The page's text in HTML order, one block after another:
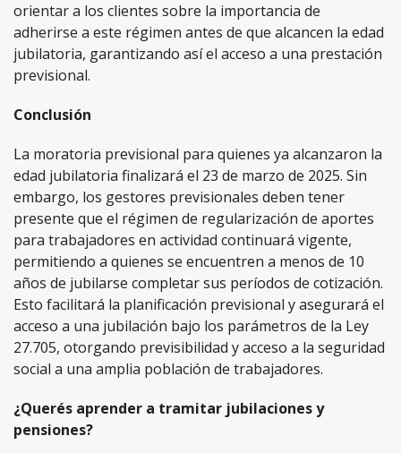
orientar a los clientes sobre la importancia de
adherirse a este régimen antes de que alcancen la edad
jubilatoria, garantizando así el acceso a una prestación
previsional.
Conclusión
La moratoria previsional para quienes ya alcanzaron la
edad jubilatoria finalizará el 23 de marzo de 2025. Sin
embargo, los gestores previsionales deben tener
presente que el régimen de regularización de aportes
para trabajadores en actividad continuará vigente,
permitiendo a quienes se encuentren a menos de 10
años de jubilarse completar sus períodos de cotización.
Esto facilitará la planificación previsional y asegurará el
acceso a una jubilación bajo los parámetros de la Ley
27.705, otorgando previsibilidad y acceso a la seguridad
social a una amplia población de trabajadores.
¿Querés aprender a tramitar jubilaciones y
pensiones?